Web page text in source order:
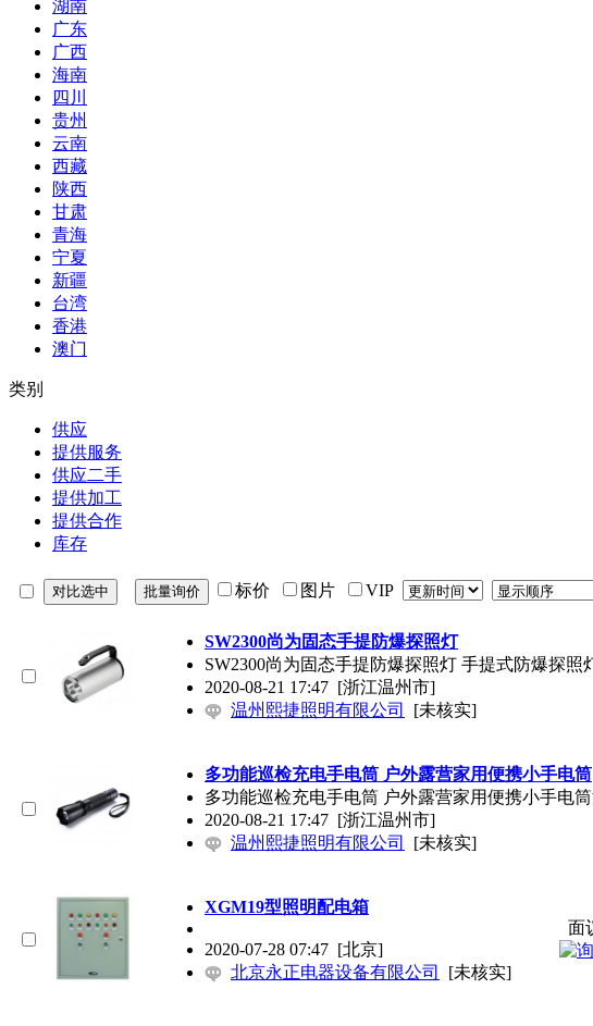
湖南
广东
广西
海南
四川
贵州
云南
西藏
陕西
甘肃
青海
宁夏
新疆
台湾
香港
澳门
类别
供应
提供服务
供应二手
提供加工
提供合作
库存
标价 图片 VIP
SW2300尚为固态手提防爆探照灯
SW2300尚为固态手提防爆探照灯 手提式防爆探
2020-08-21 17:47 [浙江温州市]
温州熙捷照明有限公司
[未核实]
多功能巡检充电手电筒 户外露营家用便携小手电筒
多功能巡检充电手电筒 户外露营家用便携小手电
2020-08-21 17:47 [浙江温州市]
温州熙捷照明有限公司
[未核实]
XGM19型照明配电箱
2020-07-28 07:47 [北京]
北京永正电器设备有限公司
[未核实]
面